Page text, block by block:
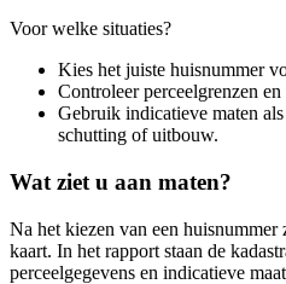
Voor welke situaties?
Kies het juiste huisnummer
Controleer perceelgrenzen
Gebruik indicatieve maten
schutting of uitbouw.
Wat ziet u aan maten?
Na het kiezen van een huisnummer
kaart. In het rapport staan de
perceelgegevens en indicatieve